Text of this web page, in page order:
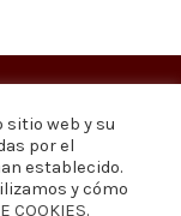
Noticias
1.095
web y su
por el
establecido.
y cómo
COOKIES.